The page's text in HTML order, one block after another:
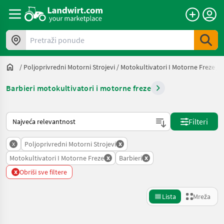
Pretraži ponude
/ Poljoprivredni Motorni Strojevi / Motokultivatori I Motorne Freze
Barbieri motokultivatori i motorne freze
Način na koji sortira Landwirt.com
Filteri
x Poljoprivredni Motorni Strojevi x
Motokultivatori I Motorne Freze x Barbieri x
x Obriši sve filtere
Lista Mreža